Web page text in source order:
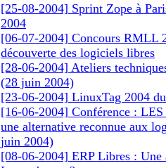
[25-08-2004] Sprint Zope à
2004
[06-07-2004] Concours RMLL
découverte des logiciels libres
[28-06-2004] Ateliers
(28 juin 2004)
[23-06-2004] LinuxTag 2004
[16-06-2004] Conférence :
une alternative reconnue aux
juin 2004)
[08-06-2004] ERP Libres :